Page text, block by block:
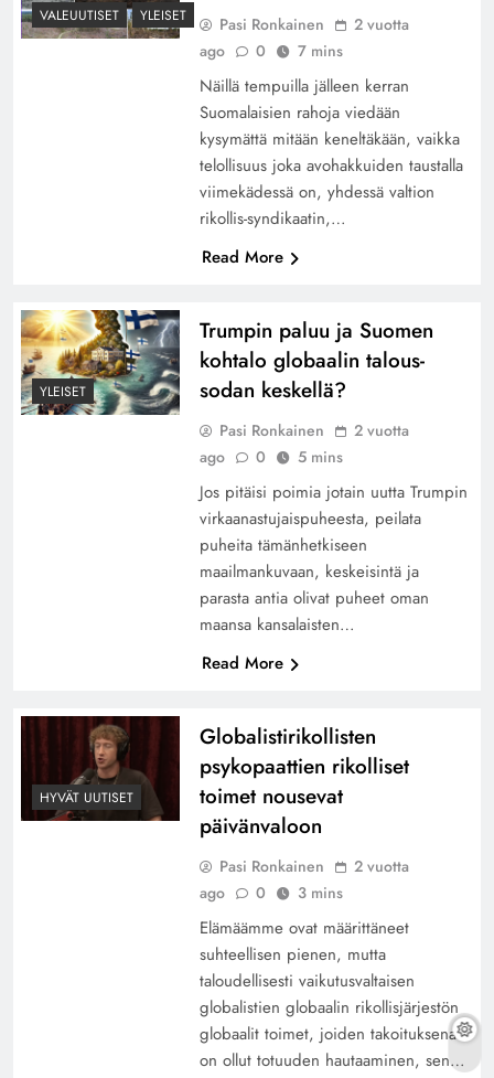
VALEUUTISET
YLEISET Pasi Ronkainen
2 vuotta
ago
0 7 mins
Näillä tempuilla jälleen kerran
Suomalaisien rahoja viedään
kysymättä mitään keneltäkään, vaikka
telollisuus joka avohakkuiden taustalla
viimekädessä on, yhdessä valtion
rikollis-syndikaatin,…
Read More
YLEISET
Trumpin paluu ja Suomen
kohtalo globaalin talous-
sodan keskellä?
Pasi Ronkainen
2 vuotta
ago
0 5 mins
Jos pitäisi poimia jotain uutta Trumpin
virkaanastujaispuheesta, peilata
puheita tämänhetkiseen
maailmankuvaan, keskeisintä ja
parasta antia olivat puheet oman
maansa kansalaisten…
Read More
HYVÄT UUTISET
Globalistirikollisten
psykopaattien rikolliset
toimet nousevat
päivänvaloon
Pasi Ronkainen
2 vuotta
ago
0 3 mins
Elämäämme ovat määrittäneet
suhteellisen pienen, mutta
taloudellisesti vaikutusvaltaisen
globalistien globaalin rikollisjärjestön
globaalit toimet, joiden takoituksena
on ollut totuuden hautaaminen, sen…